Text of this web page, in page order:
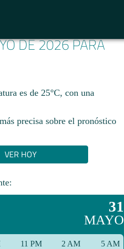
DE 2026 PARA
es de 25°C, con una
precisa sobre el pronóstico
VER HOY
31
MAYO
11 PM 2 AM 5 AM